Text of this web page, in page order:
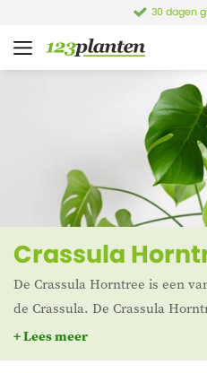
30 dagen
Crassula
De Crassula Horntree is een
de Crassula. De Crassula
groepje kleine boompjes die
zorgt. Deze kamerplant
+ Lees meer